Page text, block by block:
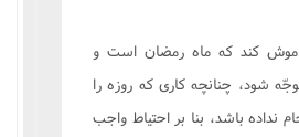
کند که ماه رمضان است و
شود، چنانچه کاری که روزه را
نداده باشد، بنا بر احتیاط واجب